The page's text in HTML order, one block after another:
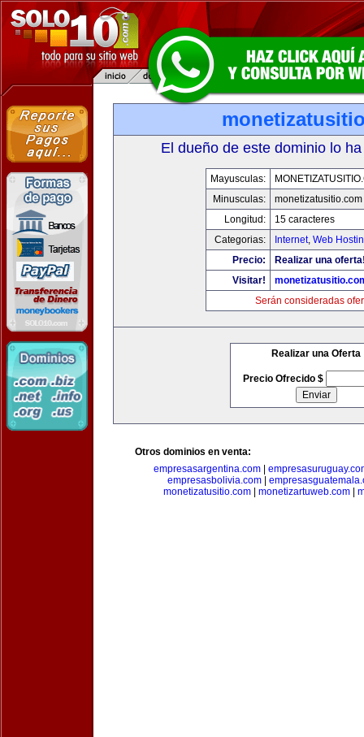
El dueño de este dominio lo
Mayusculas:
Minusculas:
monetizatusitio.com
Longitud:
15 caracteres
Categorias:
Internet, Web
Precio:
Realizar una
Visitar!
Serán consideradas
Realizar una Oferta
Precio Ofrecido $
Otros dominios en venta:
empresasargentina.com|
empresasbolivia.com
monetizatusitio.com
monetizartuweb.com